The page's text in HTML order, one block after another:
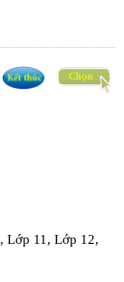
Lớp 11, Lớp 12,